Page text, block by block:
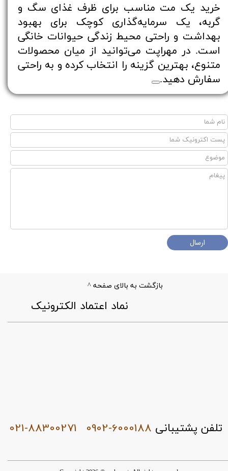
خرید یک مت مناسب برای ظرف غذای سگ و
گربه، یک سرمایه‌گذاری کوچک برای بهبود
بهداشت و راحتی محیط زندگی حیوانات خانگی
است. در مهراپت می‌توانید از میان محصولات
متنوع، بهترین گزینه را انتخاب کرده و به راحتی
سفارش دهید.
ارسال
0902-6000188
بازگشت به بالای صفحه ^
021-88300271
​نماد اعتماد الکترونیک